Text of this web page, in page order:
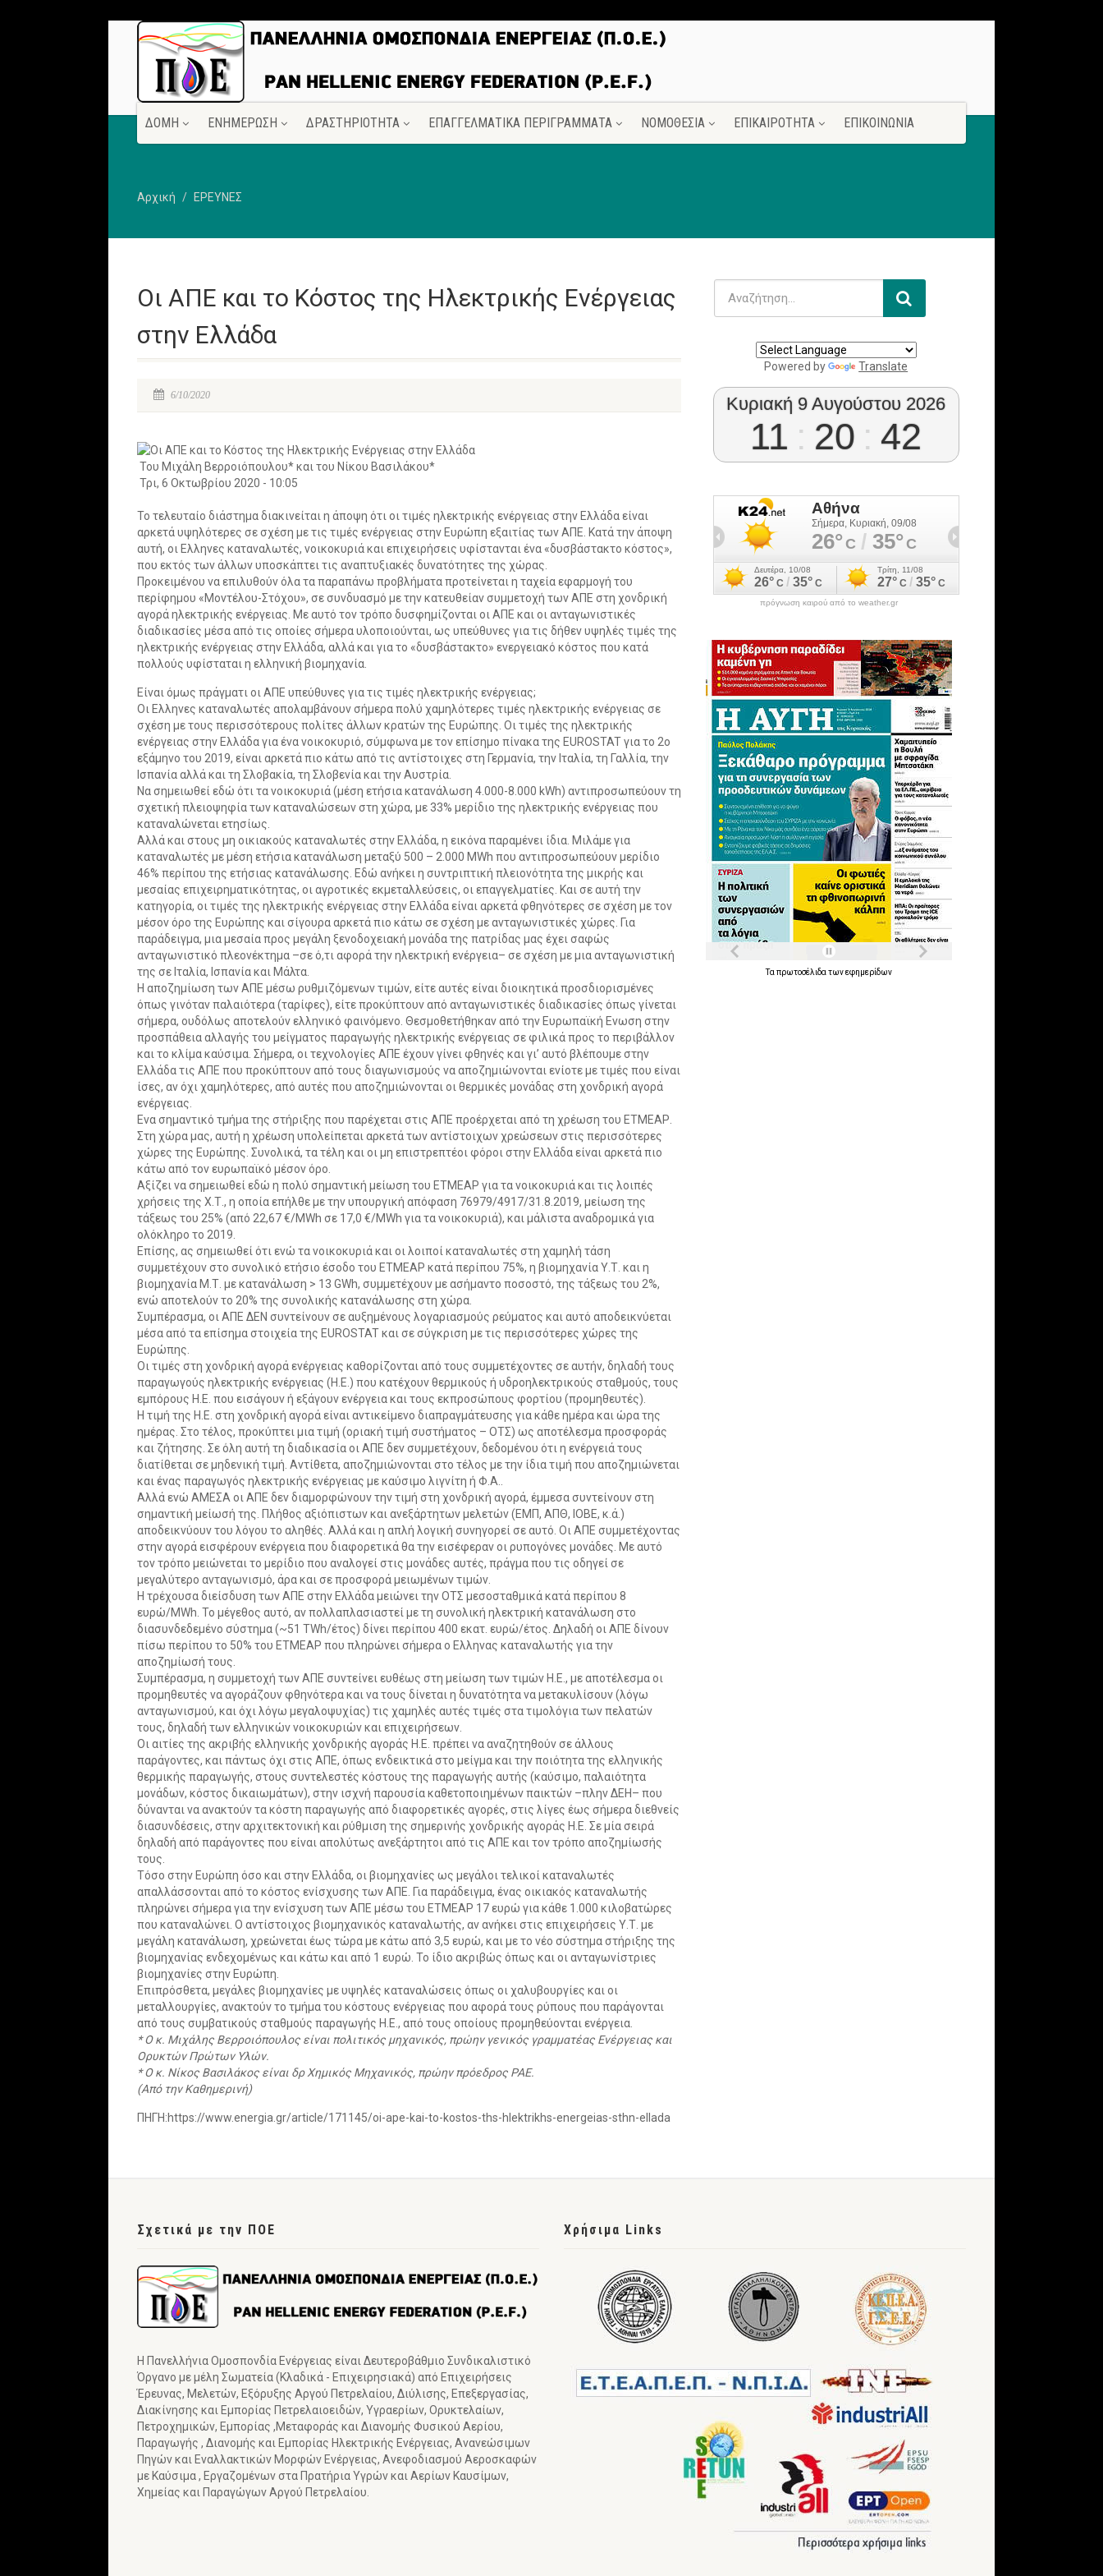
ΔΟΜΗ ΕΝΗΜΕΡΩΣΗ ΔΡΑΣΤΗΡΙΟΤΗΤΑ ΕΠΑΓΓΕΛΜΑΤΙΚΑ ΠΕΡΙΓΡΑΜΜΑΤΑ ΝΟΜΟΘΕΣΙΑ ΕΠΙΚΑΙΡΟΤΗΤΑ ΕΠΙΚΟΙΝΩΝΙΑ
Αρχική ΕΡΕΥΝΕΣ
Οι ΑΠΕ και το Kόστος της Hλεκτρικής Eνέργειας
στην Ελλάδα
6/10/2020
Του Μιχάλη Βερροιόπουλου* και του Νίκου Βασιλάκου*
Τρι, 6 Οκτωβρίου 2020 - 10:05
Το τελευταίο διάστημα διακινείται η άποψη ότι οι τιμές ηλεκτρικής ενέργειας στην Ελλάδα είναι
αρκετά υψηλότερες σε σχέση με τις τιμές ενέργειας στην Ευρώπη εξαιτίας των ΑΠΕ. Κατά την άποψη
αυτή, οι Ελληνες καταναλωτές, νοικοκυριά και επιχειρήσεις υφίστανται ένα «δυσβάστακτο κόστος»,
που εκτός των άλλων υποσκάπτει τις αναπτυξιακές δυνατότητες της χώρας.
Προκειμένου να επιλυθούν όλα τα παραπάνω προβλήματα προτείνεται η ταχεία εφαρμογή του
περίφημου «Mοντέλου-Στόχου», σε συνδυασμό με την κατευθείαν συμμετοχή των ΑΠΕ στη χονδρική
αγορά ηλεκτρικής ενέργειας. Με αυτό τον τρόπο δυσφημίζονται οι ΑΠΕ και οι ανταγωνιστικές
διαδικασίες μέσα από τις οποίες σήμερα υλοποιούνται, ως υπεύθυνες για τις δήθεν υψηλές τιμές της
ηλεκτρικής ενέργειας στην Ελλάδα, αλλά και για το «δυσβάστακτο» ενεργειακό κόστος που κατά
πολλούς υφίσταται η ελληνική βιομηχανία.
Είναι όμως πράγματι οι ΑΠΕ υπεύθυνες για τις τιμές ηλεκτρικής ενέργειας;
Οι Ελληνες καταναλωτές απολαμβάνουν σήμερα πολύ χαμηλότερες τιμές ηλεκτρικής ενέργειας σε
σχέση με τους περισσότερους πολίτες άλλων κρατών της Ευρώπης. Οι τιμές της ηλεκτρικής
ενέργειας στην Ελλάδα για ένα νοικοκυριό, σύμφωνα με τον επίσημο πίνακα της EUROSTAT για το 2ο
εξάμηνο του 2019, είναι αρκετά πιο κάτω από τις αντίστοιχες στη Γερμανία, την Ιταλία, τη Γαλλία, την
Ισπανία αλλά και τη Σλοβακία, τη Σλοβενία και την Αυστρία.
Να σημειωθεί εδώ ότι τα νοικοκυριά (μέση ετήσια κατανάλωση 4.000-8.000 kWh) αντιπροσωπεύουν τη
σχετική πλειοψηφία των καταναλώσεων στη χώρα, με 33% μερίδιο της ηλεκτρικής ενέργειας που
καταναλώνεται ετησίως.
Αλλά και στους μη οικιακούς καταναλωτές στην Ελλάδα, η εικόνα παραμένει ίδια. Μιλάμε για
καταναλωτές με μέση ετήσια κατανάλωση μεταξύ 500 – 2.000 MWh που αντιπροσωπεύουν μερίδιο
46% περίπου της ετήσιας κατανάλωσης. Εδώ ανήκει η συντριπτική πλειονότητα της μικρής και
μεσαίας επιχειρηματικότητας, οι αγροτικές εκμεταλλεύσεις, οι επαγγελματίες. Και σε αυτή την
κατηγορία, οι τιμές της ηλεκτρικής ενέργειας στην Ελλάδα είναι αρκετά φθηνότερες σε σχέση με τον
μέσον όρο της Ευρώπης και σίγουρα αρκετά πιο κάτω σε σχέση με ανταγωνιστικές χώρες. Για
παράδειγμα, μια μεσαία προς μεγάλη ξενοδοχειακή μονάδα της πατρίδας μας έχει σαφώς
ανταγωνιστικό πλεονέκτημα –σε ό,τι αφορά την ηλεκτρική ενέργεια– σε σχέση με μια ανταγωνιστική
της σε Ιταλία, Ισπανία και Μάλτα.
Η αποζημίωση των ΑΠΕ μέσω ρυθμιζόμενων τιμών, είτε αυτές είναι διοικητικά προσδιορισμένες
όπως γινόταν παλαιότερα (ταρίφες), είτε προκύπτουν από ανταγωνιστικές διαδικασίες όπως γίνεται
σήμερα, ουδόλως αποτελούν ελληνικό φαινόμενο. Θεσμοθετήθηκαν από την Ευρωπαϊκή Ενωση στην
προσπάθεια αλλαγής του μείγματος παραγωγής ηλεκτρικής ενέργειας σε φιλικά προς το περιβάλλον
και το κλίμα καύσιμα. Σήμερα, οι τεχνολογίες ΑΠΕ έχουν γίνει φθηνές και γι’ αυτό βλέπουμε στην
Ελλάδα τις ΑΠΕ που προκύπτουν από τους διαγωνισμούς να αποζημιώνονται ενίοτε με τιμές που είναι
ίσες, αν όχι χαμηλότερες, από αυτές που αποζημιώνονται οι θερμικές μονάδας στη χονδρική αγορά
ενέργειας.
Ενα σημαντικό τμήμα της στήριξης που παρέχεται στις ΑΠΕ προέρχεται από τη χρέωση του ΕΤΜΕΑΡ.
Στη χώρα μας, αυτή η χρέωση υπολείπεται αρκετά των αντίστοιχων χρεώσεων στις περισσότερες
χώρες της Ευρώπης. Συνολικά, τα τέλη και οι μη επιστρεπτέοι φόροι στην Ελλάδα είναι αρκετά πιο
κάτω από τον ευρωπαϊκό μέσον όρο.
Αξίζει να σημειωθεί εδώ η πολύ σημαντική μείωση του ΕΤΜΕΑΡ για τα νοικοκυριά και τις λοιπές
χρήσεις της Χ.Τ., η οποία επήλθε με την υπουργική απόφαση 76979/4917/31.8.2019, μείωση της
τάξεως του 25% (από 22,67 €/MWh σε 17,0 €/MWh για τα νοικοκυριά), και μάλιστα αναδρομικά για
ολόκληρο το 2019.
Επίσης, ας σημειωθεί ότι ενώ τα νοικοκυριά και οι λοιποί καταναλωτές στη χαμηλή τάση
συμμετέχουν στο συνολικό ετήσιο έσοδο του ΕΤΜΕΑΡ κατά περίπου 75%, η βιομηχανία Υ.Τ. και η
βιομηχανία Μ.Τ. με κατανάλωση > 13 GWh, συμμετέχουν με ασήμαντο ποσοστό, της τάξεως του 2%,
ενώ αποτελούν το 20% της συνολικής κατανάλωσης στη χώρα.
Συμπέρασμα, οι ΑΠΕ ΔΕΝ συντείνουν σε αυξημένους λογαριασμούς ρεύματος και αυτό αποδεικνύεται
μέσα από τα επίσημα στοιχεία της EUROSTAT και σε σύγκριση με τις περισσότερες χώρες της
Ευρώπης.
Οι τιμές στη χονδρική αγορά ενέργειας καθορίζονται από τους συμμετέχοντες σε αυτήν, δηλαδή τους
παραγωγούς ηλεκτρικής ενέργειας (Η.Ε.) που κατέχουν θερμικούς ή υδροηλεκτρικούς σταθμούς, τους
εμπόρους Η.Ε. που εισάγουν ή εξάγουν ενέργεια και τους εκπροσώπους φορτίου (προμηθευτές).
Η τιμή της Η.Ε. στη χονδρική αγορά είναι αντικείμενο διαπραγμάτευσης για κάθε ημέρα και ώρα της
ημέρας. Στο τέλος, προκύπτει μια τιμή (οριακή τιμή συστήματος – ΟΤΣ) ως αποτέλεσμα προσφοράς
και ζήτησης. Σε όλη αυτή τη διαδικασία οι ΑΠΕ δεν συμμετέχουν, δεδομένου ότι η ενέργειά τους
διατίθεται σε μηδενική τιμή. Αντίθετα, αποζημιώνονται στο τέλος με την ίδια τιμή που αποζημιώνεται
και ένας παραγωγός ηλεκτρικής ενέργειας με καύσιμο λιγνίτη ή Φ.Α..
Αλλά ενώ ΑΜΕΣΑ οι ΑΠΕ δεν διαμορφώνουν την τιμή στη χονδρική αγορά, έμμεσα συντείνουν στη
σημαντική μείωσή της. Πλήθος αξιόπιστων και ανεξάρτητων μελετών (ΕΜΠ, ΑΠΘ, ΙΟΒΕ, κ.ά.)
αποδεικνύουν του λόγου το αληθές. Αλλά και η απλή λογική συνηγορεί σε αυτό. Οι ΑΠΕ συμμετέχοντας
στην αγορά εισφέρουν ενέργεια που διαφορετικά θα την εισέφεραν οι ρυπογόνες μονάδες. Με αυτό
τον τρόπο μειώνεται το μερίδιο που αναλογεί στις μονάδες αυτές, πράγμα που τις οδηγεί σε
μεγαλύτερο ανταγωνισμό, άρα και σε προσφορά μειωμένων τιμών.
Η τρέχουσα διείσδυση των ΑΠΕ στην Ελλάδα μειώνει την ΟΤΣ μεσοσταθμικά κατά περίπου 8
ευρώ/MWh. Το μέγεθος αυτό, αν πολλαπλασιαστεί με τη συνολική ηλεκτρική κατανάλωση στο
διασυνδεδεμένο σύστημα (~51 TWh/έτος) δίνει περίπου 400 εκατ. ευρώ/έτος. Δηλαδή οι ΑΠΕ δίνουν
πίσω περίπου το 50% του ΕΤΜΕΑΡ που πληρώνει σήμερα ο Ελληνας καταναλωτής για την
αποζημίωσή τους.
Συμπέρασμα, η συμμετοχή των ΑΠΕ συντείνει ευθέως στη μείωση των τιμών Η.Ε., με αποτέλεσμα οι
προμηθευτές να αγοράζουν φθηνότερα και να τους δίνεται η δυνατότητα να μετακυλίσουν (λόγω
ανταγωνισμού, και όχι λόγω μεγαλοψυχίας) τις χαμηλές αυτές τιμές στα τιμολόγια των πελατών
τους, δηλαδή των ελληνικών νοικοκυριών και επιχειρήσεων.
Οι αιτίες της ακριβής ελληνικής χονδρικής αγοράς Η.Ε. πρέπει να αναζητηθούν σε άλλους
παράγοντες, και πάντως όχι στις ΑΠΕ, όπως ενδεικτικά στο μείγμα και την ποιότητα της ελληνικής
θερμικής παραγωγής, στους συντελεστές κόστους της παραγωγής αυτής (καύσιμο, παλαιότητα
μονάδων, κόστος δικαιωμάτων), στην ισχνή παρουσία καθετοποιημένων παικτών –πλην ΔΕΗ– που
δύνανται να ανακτούν τα κόστη παραγωγής από διαφορετικές αγορές, στις λίγες έως σήμερα διεθνείς
διασυνδέσεις, στην αρχιτεκτονική και ρύθμιση της σημερινής χονδρικής αγοράς Η.Ε. Σε μία σειρά
δηλαδή από παράγοντες που είναι απολύτως ανεξάρτητοι από τις ΑΠΕ και τον τρόπο αποζημίωσής
τους.
Τόσο στην Ευρώπη όσο και στην Ελλάδα, οι βιομηχανίες ως μεγάλοι τελικοί καταναλωτές
απαλλάσσονται από το κόστος ενίσχυσης των ΑΠΕ. Για παράδειγμα, ένας οικιακός καταναλωτής
πληρώνει σήμερα για την ενίσχυση των ΑΠΕ μέσω του ΕΤΜΕΑΡ 17 ευρώ για κάθε 1.000 κιλοβατώρες
που καταναλώνει. Ο αντίστοιχος βιομηχανικός καταναλωτής, αν ανήκει στις επιχειρήσεις Υ.Τ. με
μεγάλη κατανάλωση, χρεώνεται έως τώρα με κάτω από 3,5 ευρώ, και με το νέο σύστημα στήριξης της
βιομηχανίας ενδεχομένως και κάτω και από 1 ευρώ. Το ίδιο ακριβώς όπως και οι ανταγωνίστριες
βιομηχανίες στην Ευρώπη.
Επιπρόσθετα, μεγάλες βιομηχανίες με υψηλές καταναλώσεις όπως οι χαλυβουργίες και οι
μεταλλουργίες, ανακτούν το τμήμα του κόστους ενέργειας που αφορά τους ρύπους που παράγονται
από τους συμβατικούς σταθμούς παραγωγής Η.Ε., από τους οποίους προμηθεύονται ενέργεια.
* Ο κ. Μιχάλης Βερροιόπουλος είναι πολιτικός μηχανικός, πρώην γενικός γραμματέας Ενέργειας και
Ορυκτών Πρώτων Υλών.
* Ο κ. Νίκος Βασιλάκος είναι δρ Χημικός Μηχανικός, πρώην πρόεδρος ΡΑΕ.
(Aπό την Καθημερινή)
ΠΗΓΗ:https://www.energia.gr/article/171145/oi-ape-kai-to-kostos-ths-hlektrikhs-energeias-sthn-ellada
Powered by Translate
Κυριακή 9 Αυγούστου 2026
11 : 20 : 43
πρόγνωση καιρού από το weather.gr
Ταπρωτοσέλιδατωνεφημερίδων
Σχετικά με την ΠΟΕ
Η Πανελλήνια Ομοσπονδία Ενέργειας είναι Δευτεροβάθμιο Συνδικαλιστικό
Όργανο με μέλη Σωματεία (Κλαδικά - Επιχειρησιακά) από Επιχειρήσεις
Έρευνας, Μελετών, Εξόρυξης Αργού Πετρελαίου, Διύλισης, Επεξεργασίας,
Διακίνησης και Εμπορίας Πετρελαιοειδών, Υγραερίων, Ορυκτελαίων,
Πετροχημικών, Εμπορίας ,Μεταφοράς και Διανομής Φυσικού Αερίου,
Παραγωγής , Διανομής και Εμπορίας Ηλεκτρικής Ενέργειας, Ανανεώσιμων
Πηγών και Εναλλακτικών Μορφών Ενέργειας, Ανεφοδιασμού Αεροσκαφών
με Καύσιμα , Εργαζομένων στα Πρατήρια Υγρών και Αερίων Καυσίμων,
Χημείας και Παραγώγων Αργού Πετρελαίου.
Χρήσιμα Links